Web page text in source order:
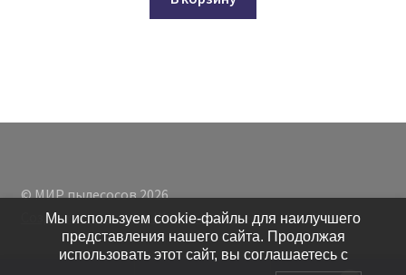
© МИР пылесосов 2026
Создано с помощью WooCommerce
Мы используем cookie-файлы для наилучшего
представления нашего сайта. Продолжая
использовать этот сайт, вы соглашаетесь с